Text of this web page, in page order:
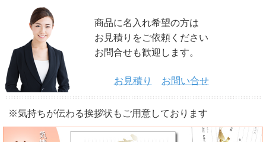
商品に名入れ希望の方は
お見積りをご依頼ください
お問合せも歓迎します。
お見積り お問い合せ
※気持ちが伝わる挨拶状もご用意しております